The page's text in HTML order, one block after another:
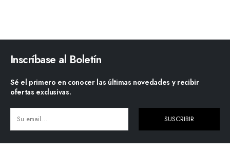
Inscríbase al Boletín
Sé el primero en conocer las últimas novedades y recibir
ofertas exclusivas.
SUSCRIBIR